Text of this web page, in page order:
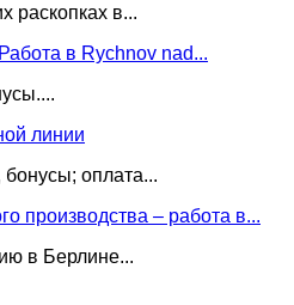
раскопках в...
в Rychnov nad...
линии
оплата...
производства – работа в...
в Берлине...